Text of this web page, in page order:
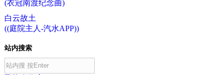
(衣冠南渡纪念曲)
白云故土
((庭院主人-汽水APP))
站内搜索